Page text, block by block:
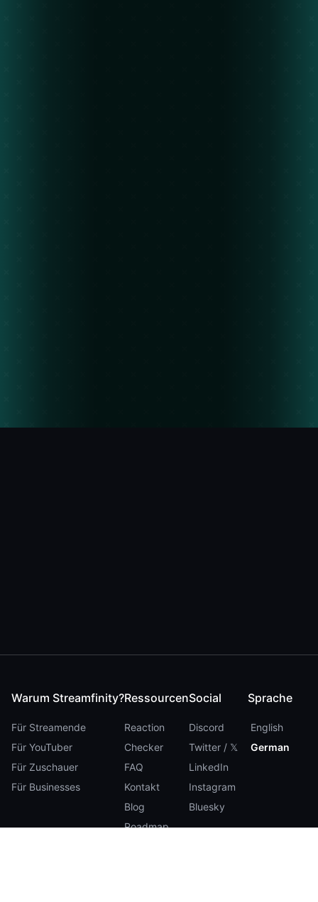
Warum Streamfinity?
Für Streamende
Für YouTuber
Für Zuschauer
Für Businesses
Ressourcen
Reaction
Checker
FAQ
Kontakt
Blog
Roadmap
Social
Discord
Twitter / 𝕏
LinkedIn
Instagram
Bluesky
Sprache
English
German